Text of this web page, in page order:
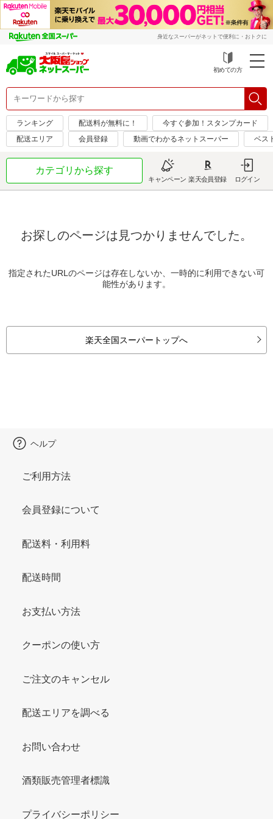
身近なスーパーがネットで便利に・おトクに
初めての方
ランキング 配送料が無料に！
今すぐ参加！スタンプカード
配送エリア
会員登録 動画でわかるネットスーパー ベス
カテゴリから探す
キャンペーン 楽天会員登録 ログイン
お探しのページは見つかりませんでした。
指定されたURLのページは存在しないか、一時的に利用できない可
能性があります。
楽天全国スーパートップへ
ヘルプ
ご利用方法
会員登録について
配送料・利用料
配送時間
お支払い方法
クーポンの使い方
ご注文のキャンセル
配送エリアを調べる
お問い合わせ
酒類販売管理者標識
プライバシーポリシー